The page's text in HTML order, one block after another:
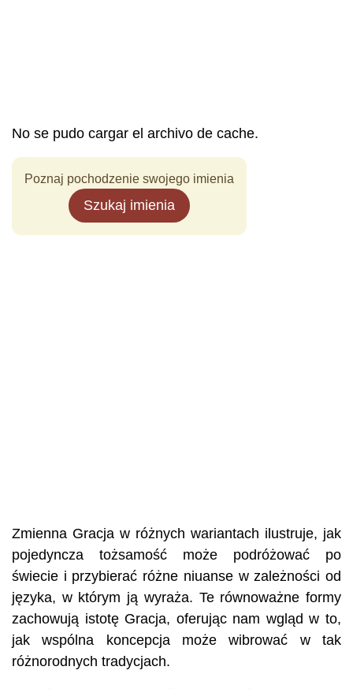
No se pudo cargar el archivo de cache.
Poznaj pochodzenie swojego imienia
Szukaj imienia
Zmienna Gracja w różnych wariantach ilustruje, jak
pojedyncza tożsamość może podróżować po
świecie i przybierać różne niuanse w zależności od
języka, w którym ją wyraża. Te równoważne formy
zachowują istotę Gracja, oferując nam wgląd w to,
jak wspólna koncepcja może wibrować w tak
różnorodnych tradycjach.